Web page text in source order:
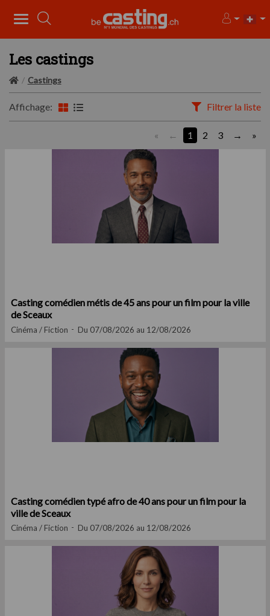
Les castings
Castings
Affichage: Filtrer la liste
« 1 2 3 »
Casting comédien métis de 45 ans pour un film pour la ville
de Sceaux
Cinéma / Fiction Du 07/08/2026 au 12/08/2026
Casting comédien typé afro de 40 ans pour un film pour la
ville de Sceaux
Cinéma / Fiction Du 07/08/2026 au 12/08/2026